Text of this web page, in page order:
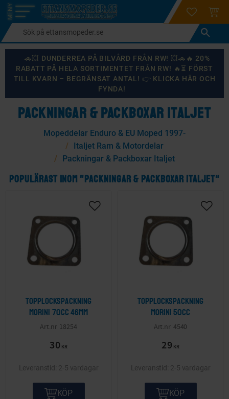
Meny
login
🚗💥 DUNDERREA PÅ BILVÅRD FRÅN RW! 💥🚗🔥 20%
RABATT PÅ HELA SORTIMENTET FRÅN RW! 🔥⏳ FÖRST
TILL KVARN – BEGRÄNSAT ANTAL! 👉 KLICKA HÄR OCH
FYNDA!
PACKNINGAR & PACKBOXAR ITALJET
Mopeddelar Enduro & EU Moped 1997-
Italjet Ram & Motordelar
Packningar & Packboxar Italjet
POPULÄRAST INOM "PACKNINGAR & PACKBOXAR ITALJET"
Topplockspackning
Morini 70cc 46mm
18254
30 KR
2-5 vardagar
KÖP
Topplockspackning
Morini 50cc
4540
29 KR
2-5 vardagar
KÖP